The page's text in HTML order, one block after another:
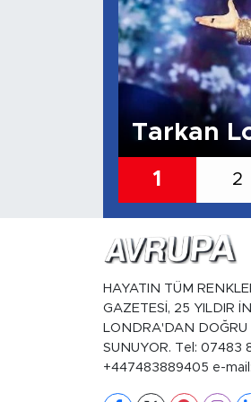
Tarkan
1 2
HAYATIN TÜM
GAZETESİ, 25 YILDIR
LONDRA'DAN DOĞRU
SUNUYOR. Tel: 07483
+447483889405 e-mail: